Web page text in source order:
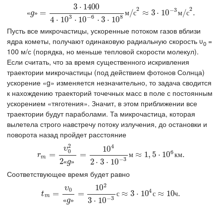
«g» =
3 ⋅ 1400
4 ⋅ 103 ⋅ 10−6 ⋅ 3 ⋅ 108
м/с2 ≈ 3 ⋅ 10−3м/с2.
«g» =3 14004⋅103⋅10−6⋅3⋅108м/с2≈3 ⋅10− 3 м/с2.
Пусть все микрочастицы, ускоренные потоком газов вблизи
ядра кометы, получают одинаковую радиальную скорость υ0 =
100 м/с (порядка, но меньше тепловой скорости молекул).
Если считать, что за время существенного искривления
траектории микрочастицы (под действием фотонов Солнца)
ускорение «g» изменяется незначительно, то задача сводится
к нахождению траекторий точечных масс в поле с постоянным
ускорением «тяготения». Значит, в этом приближении все
траектории будут параболами. Та микрочастица, которая
вылетела строго навстречу потоку излучения, до остановки и
поворота назад пройдет расстояние
rm =
υ2
0
2«g»
=
104
2 ⋅ 3 ⋅ 10−3
м ≈ 1, 5 ⋅ 106км.
rm= υ0 22«g» =10 42⋅3⋅10−3м≈1 ,5⋅ 106к м .
Соответствующее время будет равно
tm =
υ0
«g»
=
102
3 ⋅ 10−3
с ≈ 3 ⋅ 104с ≈ 10ч.
tm=υ0 «g»= 10 23⋅10−3с≈3⋅104 с ≈10ч